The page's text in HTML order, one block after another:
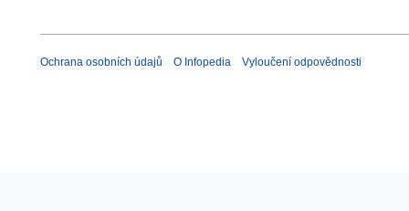
Ochrana osobních údajů O Infopedia Vyloučení odpovědnosti